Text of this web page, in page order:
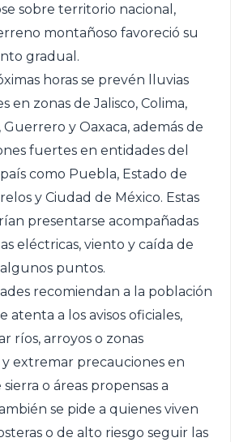
sobre territorio nacional,
montañoso favoreció su
gradual.
horas se prevén lluvias
en zonas de Jalisco, Colima,
Guerrero y Oaxaca, además de
fuertes en entidades del
como Puebla, Estado de
y Ciudad de México. Estas
presentarse acompañadas
eléctricas, viento y caída de
puntos.
recomiendan a la población
atenta a los avisos oficiales,
ríos, arroyos o zonas
extremar precauciones en
o áreas propensas a
se pide a quienes viven
o de alto riesgo seguir las